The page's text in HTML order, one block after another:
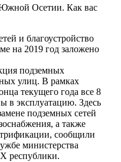
Осетии. Как вас
и благоустройство
на 2019 год заложено
подземных
улиц. В рамках
текущего года все 8
в эксплуатацию. Здесь
подземных сетей
а также
сообщили
министерства
республики.